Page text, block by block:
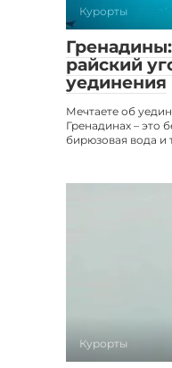
Курорты
райский
уединения
Мечтаете об
Гренадинах – это
бирюзовая вода и
Курорты